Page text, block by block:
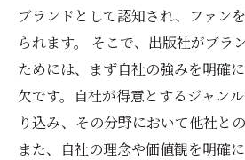
ブランドとして認知され、ファン
られます。 そこで、出版社がブラ
ためには、まず自社の強みを明確
欠です。自社が得意とするジャン
り込み、その分野において他社と
また、自社の理念や価値観を明確